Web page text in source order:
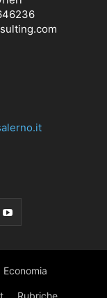
Economia
Rubriche